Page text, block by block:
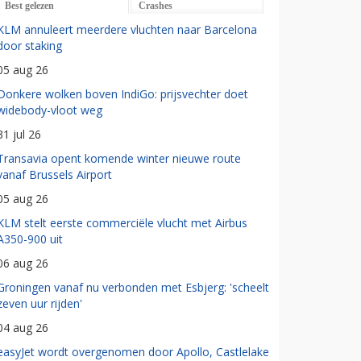
Best gelezen Crashes
annuleert meerdere vluchten naar Barcelona
staking
aug 26
wolken boven IndiGo: prijsvechter doet
vloot weg
jul 26
opent komende winter nieuwe route
Brussels Airport
aug 26
stelt eerste commerciële vlucht met Airbus
900 uit
aug 26
vanaf nu verbonden met Esbjerg: 'scheelt
uur rijden'
aug 26
wordt overgenomen door Apollo, Castlelake